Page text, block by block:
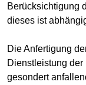
Berücksichtigung
dieses ist
Die Anfertigung
Dienstleistung
gesondert